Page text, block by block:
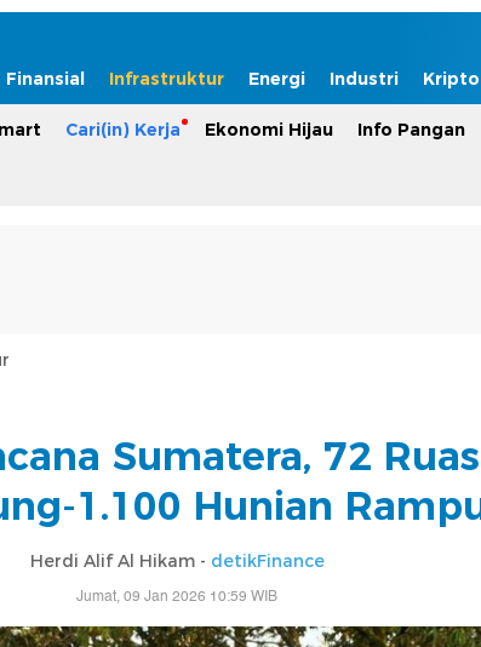
Finansial Infrastruktur Energi Industri Kripto
Cari(in) Kerja Ekonomi Hijau Info Pangan
Sumatera, 72
1.100 Hunian
Herdi Alif Al Hikam - detikFinance
Jumat, 09 Jan 2026 10:59 WIB